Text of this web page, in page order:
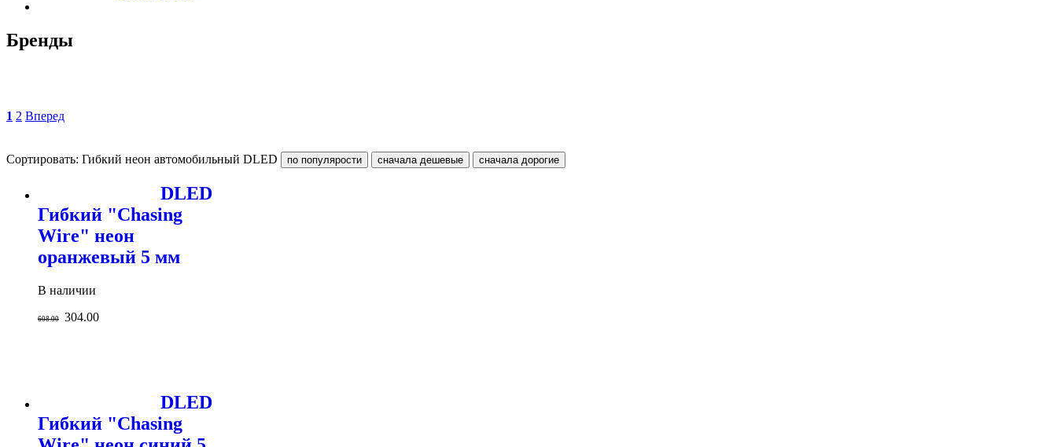
Бренды
1 2 Вперед
Сортировать: Гибкий неон автомобильный DLED
DLED
Гибкий "Chasing
Wire" неон
оранжевый 5 мм
В наличии
608.00 304.00
DLED
Гибкий "Chasing